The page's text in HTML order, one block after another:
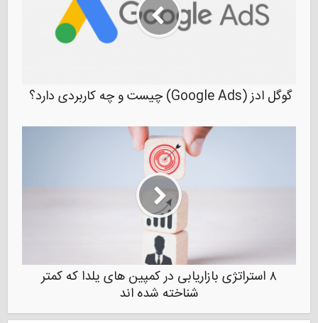
گوگل ادز (Google Ads) چیست و چه کاربردی دارد؟
۸ استراتژی بازاریابی در کمپین های یلدا که کمتر
شناخته شده اند